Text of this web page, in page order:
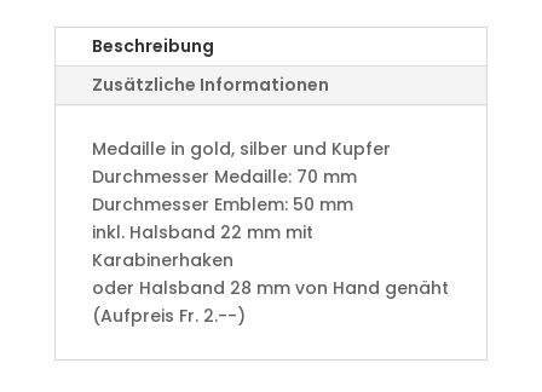
Beschreibung
Zusätzliche Informationen
Medaille in gold, silber und Kupfer
​Durchmesser Medaille: 70 mm
Durchmesser Emblem: 50 mm
​inkl. Halsband 22 mm mit
Karabinerhaken
oder Halsband 28 mm von Hand genäht
(Aufpreis Fr. 2.--)